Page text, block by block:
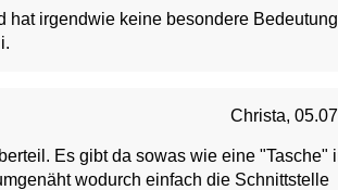
hat irgendwie keine besondere
Christa,
Es gibt da sowas wie eine "Tasche"
wodurch einfach die Schnittstelle